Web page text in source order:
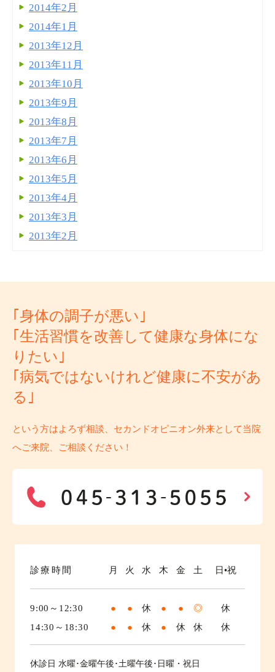
2014年2月
2014年1月
2013年12月
2013年11月
2013年10月
2013年9月
2013年8月
2013年7月
2013年6月
2013年5月
2013年4月
2013年3月
2013年2月
｢身体の調子が悪い｣
｢生活習慣を改善して健康な身体にな
りたい｣
｢病気ではないけれど健康に不安があ
る｣
という方はよろず相談、セカンドオピニオン外来として当院
へご来院、ご相談ください！
診療時間 月 火 水 木 金 土 日•祝
9:00～12:30 ● ● 休 ● ● ◎
休
14:30～18:30
● ● 休 ● 休 休 休
休診日 水曜･金曜午後･土曜午後･日曜・祝日